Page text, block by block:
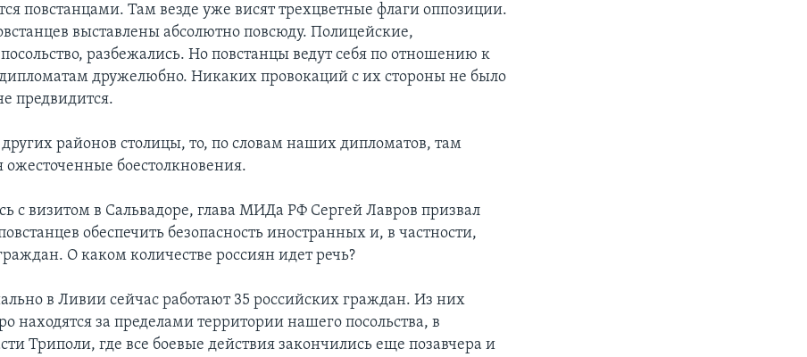
повстанцами. Там везде уже висят трехцветные флаги оппозиции.
выставлены абсолютно повсюду. Полицейские,
разбежались. Но повстанцы ведут себя по отношению к
дружелюбно. Никаких провокаций с их стороны не было
предвидится.
других районов столицы, то, по словам наших дипломатов, там
ожесточенные боестолкновения.
с визитом в Сальвадоре, глава МИДа РФ Сергей Лавров призвал
обеспечить безопасность иностранных и, в частности,
О каком количестве россиян идет речь?
в Ливии сейчас работают 35 российских граждан. Из них
находятся за пределами территории нашего посольства, в
Триполи, где все боевые действия закончились еще позавчера и